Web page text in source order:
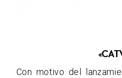
Con motivo del